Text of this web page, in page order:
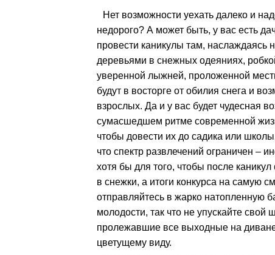
Нет возможности уехать далеко и
недорого? А может быть, у вас есть
провести каникулы там, наслаждаясь
деревьями в снежных одеяниях,
уверенной лыжней, проложенной
будут в восторге от обилия снега и
взрослых. Да и у вас будет чудесная
сумасшедшем ритме современной
чтобы довести их до садика или
что спектр развлечений ограничен –
хотя бы для того, чтобы после
в снежки, а итоги конкурса на самую
отправляйтесь в жарко натопленную
молодости, так что не упускайте
пролежавшие все выходные на
цветущему виду.